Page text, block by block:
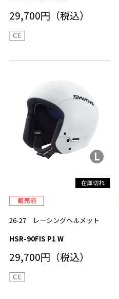
29,700円（税込）
26-27 レーシングヘルメット
HSR-90FIS P1 W
29,700円（税込）